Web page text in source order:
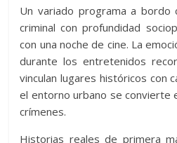
Un variado programa a bordo
criminal con profundidad
con una noche de cine. La
durante los entretenidos
vinculan lugares históricos con
el entorno urbano se convierte
crímenes.
Historias reales de primera